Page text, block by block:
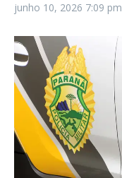
junho 10, 2026 7:09 pm